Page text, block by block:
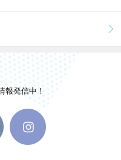
報発信中！